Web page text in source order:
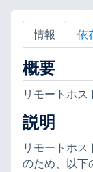
情報 依
概要
リモートホ
説明
リモートホ
のため、以下